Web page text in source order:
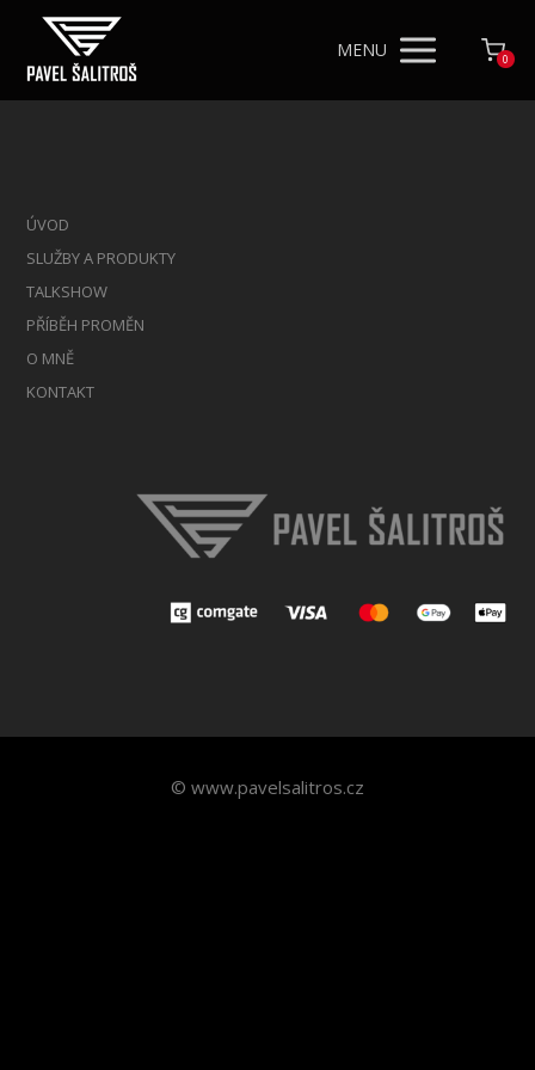
MENU 0
ÚVOD
SLUŽBY A PRODUKTY
TALKSHOW
PŘÍBĚH PROMĚN
O MNĚ
KONTAKT
© www.pavelsalitros.cz